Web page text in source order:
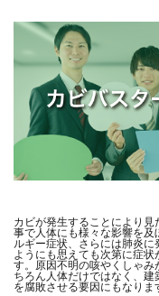
カビが発生することにより
事で人体にも様々な影響を
ルギー症状、さらには肺炎
ようにも思えても次第に症
す。原因不明の咳やくしゃ
ちろん人体だけではなく、
を腐敗させる要因にもなりま